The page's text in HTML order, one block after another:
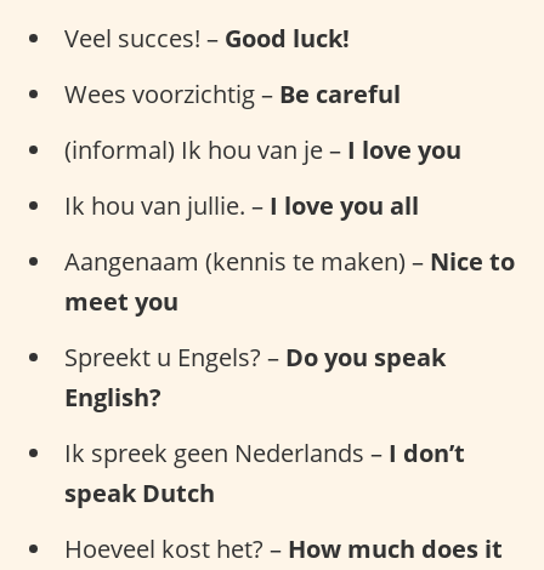
Veel succes! – Good luck!
Wees voorzichtig – Be careful
(informal) Ik hou van je – I love you
Ik hou van jullie. – I love you all
Aangenaam (kennis te maken) – Nice to
meet you
Spreekt u Engels? – Do you speak
English?
Ik spreek geen Nederlands – I don’t
speak Dutch
Hoeveel kost het? – How much does it